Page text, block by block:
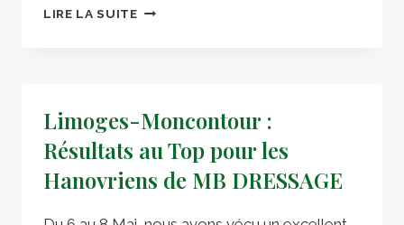
LIRE LA SUITEDANS
CHAMPIONNATS
MONDE
Limoges-Moncontour :
Résultats au Top pour les
Hanovriens de MB DRESSAGE